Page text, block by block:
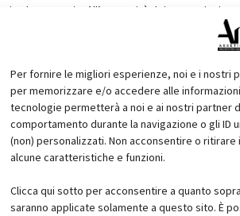
Per fornire le migliori esperienze, noi e i nostri
per memorizzare e/o accedere alle
tecnologie permetterà a noi e ai nostri partner
comportamento durante la navigazione o gli ID
(non) personalizzati. Non acconsentire o
alcune caratteristiche e funzioni.
Clicca qui sotto per acconsentire a quanto
saranno applicate solamente a questo sito. È
paesaggio. All’estremità dei marcapiani un
d’ombra lungo le verande esterne.